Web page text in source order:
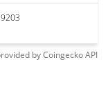
byCoingeckoAPI